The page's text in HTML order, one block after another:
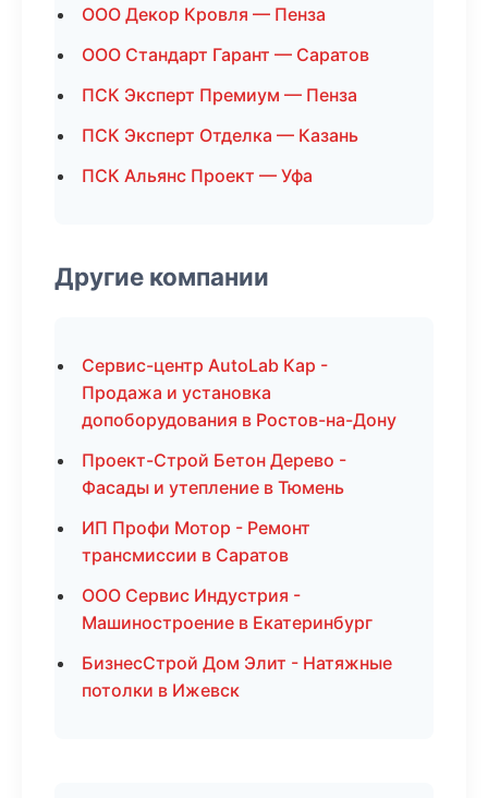
ООО Декор Кровля — Пенза
ООО Стандарт Гарант — Саратов
ПСК Эксперт Премиум — Пенза
ПСК Эксперт Отделка — Казань
ПСК Альянс Проект — Уфа
Другие компании
Сервис-центр AutoLab Кар -
Продажа и установка
допоборудования в Ростов-на-Дону
Проект-Строй Бетон Дерево -
Фасады и утепление в Тюмень
ИП Профи Мотор - Ремонт
трансмиссии в Саратов
ООО Сервис Индустрия -
Машиностроение в Екатеринбург
БизнесСтрой Дом Элит - Натяжные
потолки в Ижевск